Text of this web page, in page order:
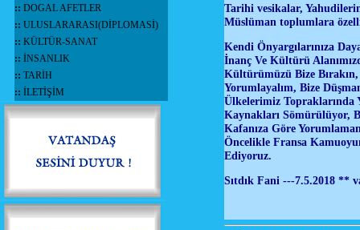
:: DOGAL AFETLER
:: ULUSLARARASI(DİPLOMASİ)
:: KÜLTÜR-SANAT
:: İNSANLIK
:: TARİH
:: İLETİŞİM
Tarihi vesikalar,
Müslüman toplumlara
Kendi Önyargılarınıza
İnanç Ve Kültürü
Kültürümüzü Bize Bırakın,
Yorumlayalım, Bize
Ülkelerimiz Topraklarında
Kaynakları Sömürülüyor,
Kafanıza Göre
Öncelikle Fransa
Ediyoruz.
Sıtdık Fani ---7.5.2018 **